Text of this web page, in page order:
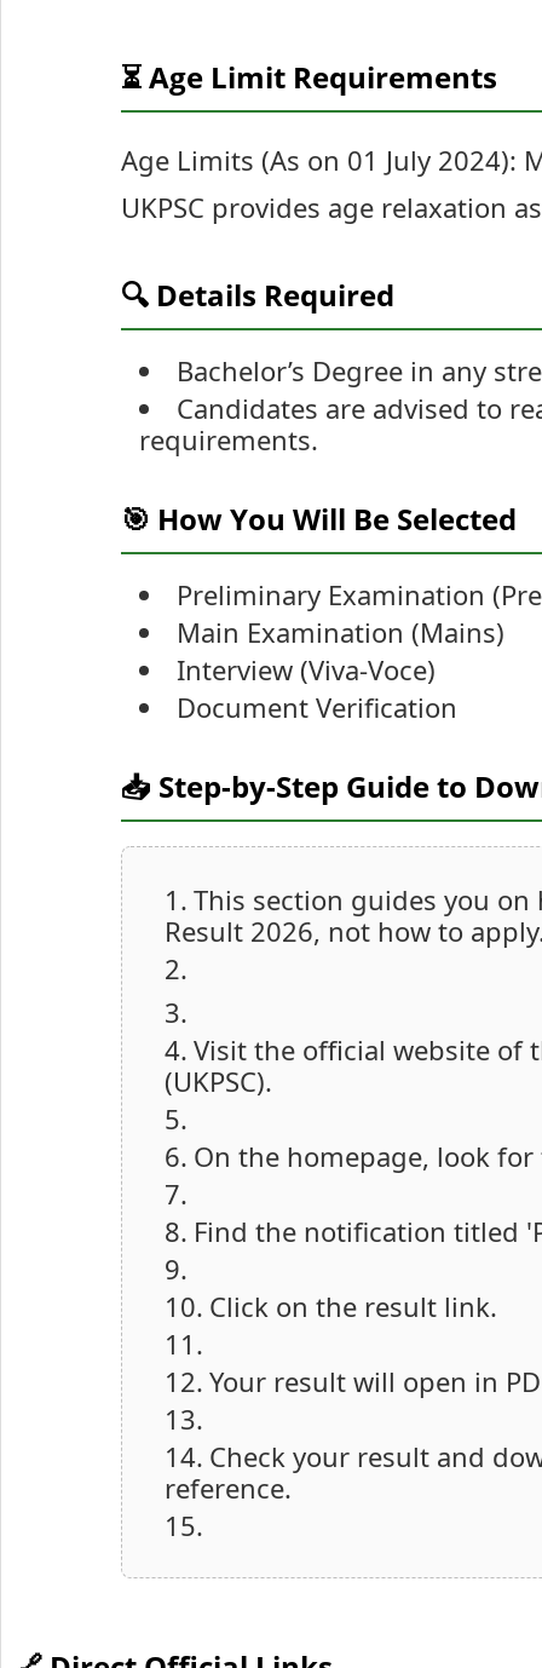
⏳ Age Limit Requirements
Age Limits (As on 01 July 2024):
UKPSC provides age relaxation
🔍 Details Required
Bachelor’s Degree in any
Candidates are advised to
requirements.
🎯 How You Will Be Selected
Preliminary Examination
Main Examination (Mains)
Interview (Viva-Voce)
Document Verification
📥 Step-by-Step Guide to
This section guides you on
Result 2026, not how to
Visit the official website of
(UKPSC).
On the homepage, look
Find the notification titled
Click on the result link.
Your result will open in
Check your result and
reference.